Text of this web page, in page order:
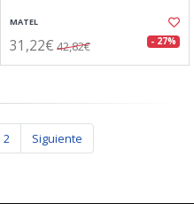
MATEL
31,22€ 42,82€ - 27%
2 Siguiente